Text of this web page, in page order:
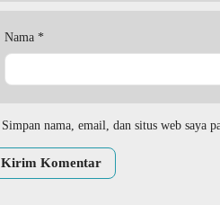
Nama *
Simpan nama, email, dan situs web saya